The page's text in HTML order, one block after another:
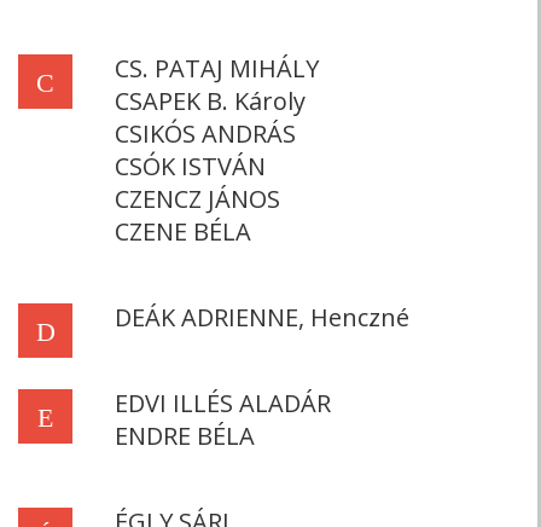
C
CS. PATAJ MIHÁLY
CSAPEK B. Károly
CSIKÓS ANDRÁS
CSÓK ISTVÁN
CZENCZ JÁNOS
CZENE BÉLA
D DEÁK ADRIENNE, Henczné
E
EDVI ILLÉS ALADÁR
ENDRE BÉLA